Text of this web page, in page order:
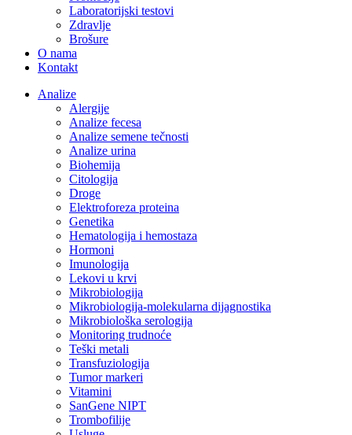
Laboratorijski testovi
Zdravlje
Brošure
O nama
Kontakt
Analize
Alergije
Analize fecesa
Analize semene tečnosti
Analize urina
Biohemija
Citologija
Droge
Elektroforeza proteina
Genetika
Hematologija i hemostaza
Hormoni
Imunologija
Lekovi u krvi
Mikrobiologija
Mikrobiologija-molekularna dijagnostika
Mikrobiološka serologija
Monitoring trudnoće
Teški metali
Transfuziologija
Tumor markeri
Vitamini
SanGene NIPT
Trombofilije